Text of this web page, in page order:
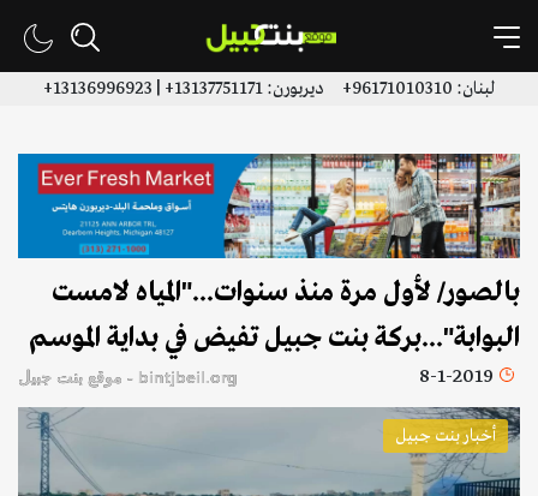
لبنان: 96171010310+ ديربورن: 13137751171+ | 13136996923+
بالصور/ لأول مرة منذ سنوات..."المياه لامست
البوابة"...بركة بنت جبيل تفيض في بداية الموسم
8-1-2019 bintjbeil.org - موقع بنت جبيل
أخبار بنت جبيل